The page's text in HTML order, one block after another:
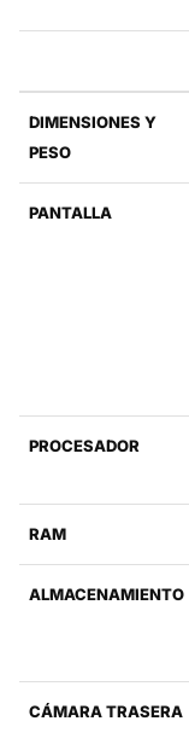
DIMENSIONES Y
PESO
PANTALLA
PROCESADOR
RAM
ALMACENAMIENTO
CÁMARA TRASERA